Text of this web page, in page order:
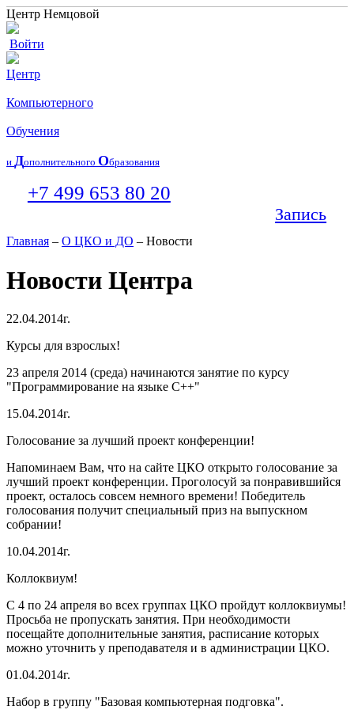
Центр Немцовой
Войти
Центр
Компьютерного
Обучения
и Дополнительного Образования
+7 499 653 80 20
Запись
Главная – О ЦКО и ДО – Новости
Новости Центра
22.04.2014г.
Курсы для взрослых!
23 апреля 2014 (среда) начинаются занятие по курсу
"Программирование на языке C++"
15.04.2014г.
Голосование за лучший проект конференции!
Напоминаем Вам, что на сайте ЦКО открыто голосование за
лучший проект конференции. Проголосуй за понравившийся
проект, осталось совсем немного времени! Победитель
голосования получит специальный приз на выпускном
собрании!
10.04.2014г.
Коллоквиум!
С 4 по 24 апреля во всех группах ЦКО пройдут коллоквиумы!
Просьба не пропускать занятия. При необходимости
посещайте дополнительные занятия, расписание которых
можно уточнить у преподавателя и в администрации ЦКО.
01.04.2014г.
Набор в группу "Базовая компьютерная подговка".